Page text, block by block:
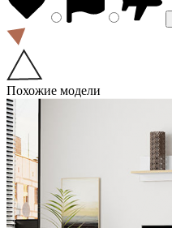
Похожие модели